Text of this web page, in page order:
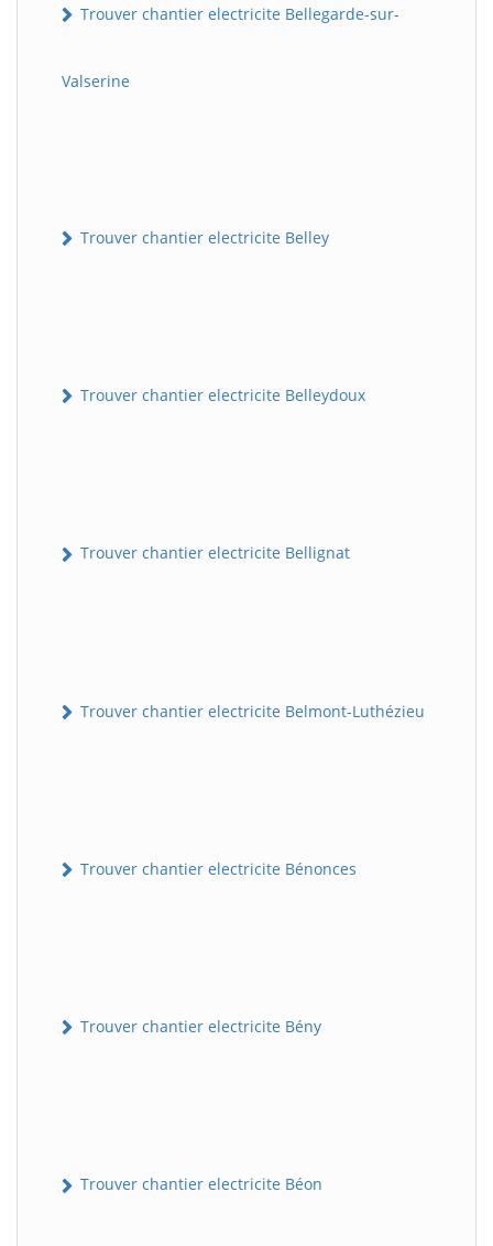
Trouver chantier electricite Bellegarde-sur-
Valserine
Trouver chantier electricite Belley
Trouver chantier electricite Belleydoux
Trouver chantier electricite Bellignat
Trouver chantier electricite Belmont-Luthézieu
Trouver chantier electricite Bénonces
Trouver chantier electricite Bény
Trouver chantier electricite Béon